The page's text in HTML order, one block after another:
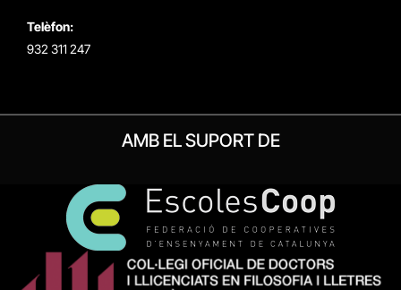
Telèfon:
932 311 247
AMB EL SUPORT DE